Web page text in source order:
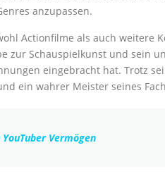
anzupassen.
Actionfilme als auch weitere
zur Schauspielkunst und sein
eingebracht hat. Trotz
ein wahrer Meister seines
Vermögen